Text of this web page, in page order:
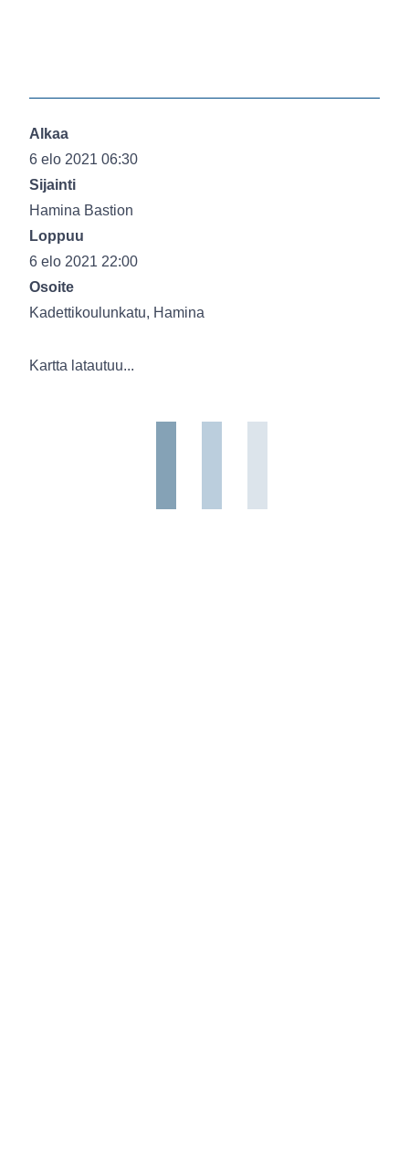
Alkaa
6 elo 2021 06:30
Sijainti
Hamina Bastion
Loppuu
6 elo 2021 22:00
Osoite
Kadettikoulunkatu, Hamina
Kartta latautuu...